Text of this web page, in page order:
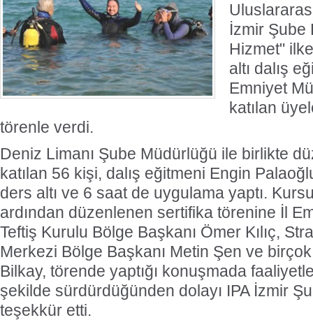
İzmir Şube
Hizmet"
altı dalış
Emniyet
katılan
törenle verdi.
Deniz Limanı Şube Müdürlüğü ile birlikte
katılan 56 kişi, dalış eğitmeni Engin
ders altı ve 6 saat de uygulama yaptı.
ardından düzenlenen sertifika törenine İl
Teftiş Kurulu Bölge Başkanı Ömer Kılıç,
Merkezi Bölge Başkanı Metin Şen ve birçok
Bilkay, törende yaptığı konuşmada
şekilde sürdürdüğünden dolayı IPA İzmir
teşekkür etti.